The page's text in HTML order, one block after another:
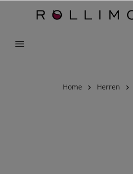
Home Herren